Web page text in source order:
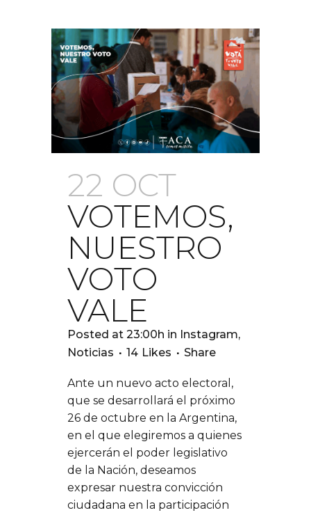
22 OCT
VOTEMOS,
NUESTRO
VOTO
VALE
Posted at 23:00h in Instagram,
Noticias
14 Likes Share
Ante un nuevo acto electoral,
que se desarrollará el próximo
26 de octubre en la Argentina,
en el que elegiremos a quienes
ejercerán el poder legislativo
de la Nación, deseamos
expresar nuestra convicción
ciudadana en la participación